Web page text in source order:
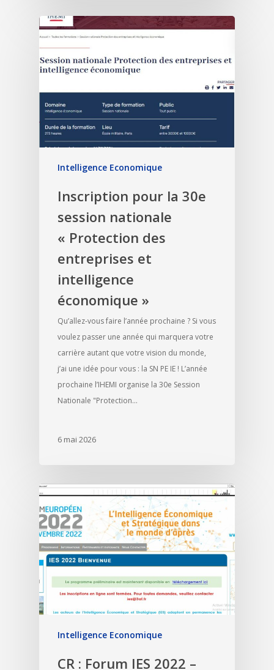
Intelligence Economique
Inscription pour la 30e
session nationale
« Protection des
entreprises et
intelligence
économique »
Qu’allez-vous faire l’année prochaine ? Si vous
voulez passer une année qui marquera votre
carrière autant que votre vision du monde,
j’ai une idée pour vous : la SN PE IE ! L’année
prochaine l’IHEMI organise la 30e Session
Nationale "Protection…
6 mai 2026
Intelligence Economique
CR : Forum IES 2022 –